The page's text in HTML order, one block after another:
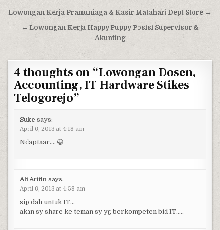
Post navigation
Lowongan Kerja Pramuniaga & Kasir Matahari Dept Store →
← Lowongan Kerja Happy Puppy Posisi Supervisor &
Akunting
4 thoughts on “Lowongan Dosen,
Accounting, IT Hardware Stikes
Telogorejo”
Suke says:
April 6, 2013 at 4:18 am
Ndaptaar…. 😀
Ali Arifin says:
April 6, 2013 at 4:58 am
sip dah untuk IT…
akan sy share ke teman sy yg berkompeten bid IT…..